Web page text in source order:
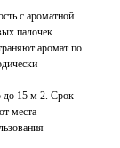
с ароматной
палочек.
аромат по
до 15 м 2. Срок
места